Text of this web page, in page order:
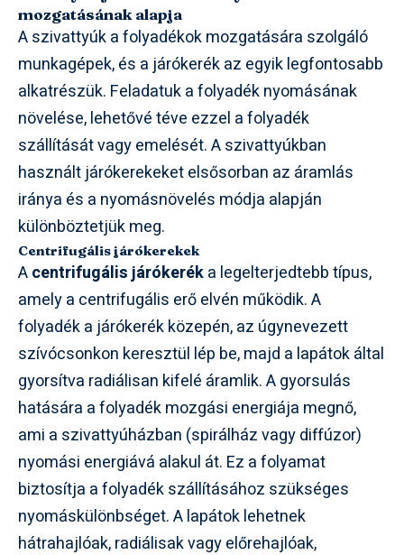
mozgatásának alapja
A szivattyúk a folyadékok mozgatására szolgáló
munkagépek, és a járókerék az egyik legfontosabb
alkatrészük. Feladatuk a folyadék nyomásának
növelése, lehetővé téve ezzel a folyadék
szállítását vagy emelését. A szivattyúkban
használt járókerekeket elsősorban az áramlás
iránya és a nyomásnövelés módja alapján
különböztetjük meg.
Centrifugális járókerekek
Acentrifugális járókeréka legelterjedtebb típus,
amely a centrifugális erő elvén működik. A
folyadék a járókerék közepén, az úgynevezett
szívócsonkon keresztül lép be, majd a lapátok által
gyorsítva radiálisan kifelé áramlik. A gyorsulás
hatására a folyadék mozgási energiája megnő,
ami a szivattyúházban (spirálház vagy diffúzor)
nyomási energiává alakul át. Ez a folyamat
biztosítja a folyadék szállításához szükséges
nyomáskülönbséget. A lapátok lehetnek
hátrahajlóak, radiálisak vagy előrehajlóak,